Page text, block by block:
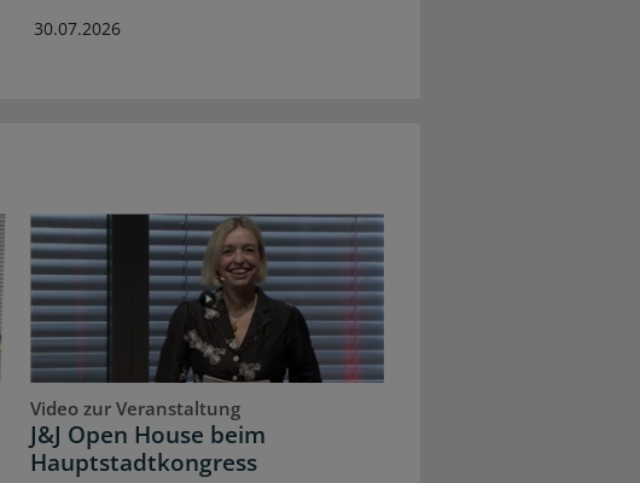
30.07.2026
Video zur Veranstaltung
J&J Open House beim
Hauptstadtkongress